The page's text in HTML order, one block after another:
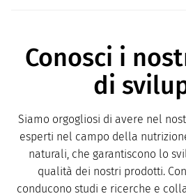
Conosci i
di
Siamo orgogliosi di avere nel
esperti nel campo della
naturali, che garantiscono lo
qualità dei nostri prodotti.
conducono studi e ricerche e